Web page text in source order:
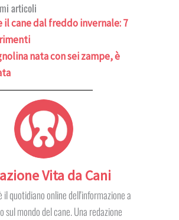
articoli
il cane dal freddo invernale: 7
nata con sei zampe, è
Vita da Cani
il quotidiano online dell'informazione a
sul mondo del cane. Una redazione